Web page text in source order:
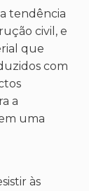
tendência
civil, e
que
com
a
uma
às